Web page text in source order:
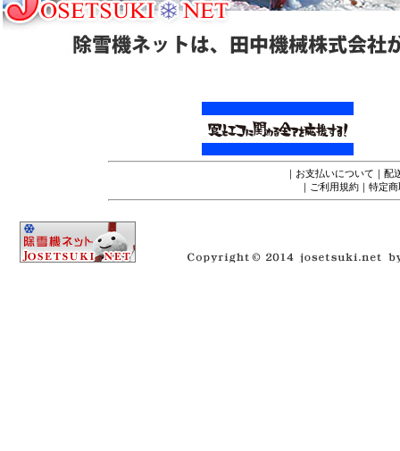
｜ お支払いについて ｜ 配
｜ ご利用規約 ｜ 特定